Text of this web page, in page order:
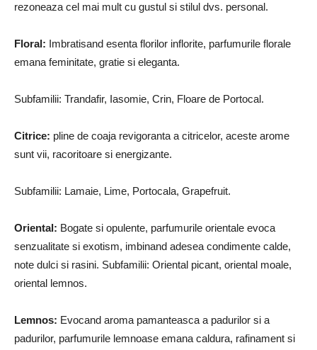
rezoneaza cel mai mult cu gustul si stilul dvs. personal.
Floral: Imbratisand esenta florilor inflorite, parfumurile florale
emana feminitate, gratie si eleganta.
Subfamilii: Trandafir, Iasomie, Crin, Floare de Portocal.
Citrice: pline de coaja revigoranta a citricelor, aceste arome
sunt vii, racoritoare si energizante.
Subfamilii: Lamaie, Lime, Portocala, Grapefruit.
Oriental: Bogate si opulente, parfumurile orientale evoca
senzualitate si exotism, imbinand adesea condimente calde,
note dulci si rasini. Subfamilii: Oriental picant, oriental moale,
oriental lemnos.
Lemnos: Evocand aroma pamanteasca a padurilor si a
padurilor, parfumurile lemnoase emana caldura, rafinament si